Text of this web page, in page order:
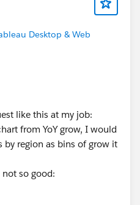
Desktop & Web
like this at my job:
from YoY grow, I would
by region as bins of grow it
so good: